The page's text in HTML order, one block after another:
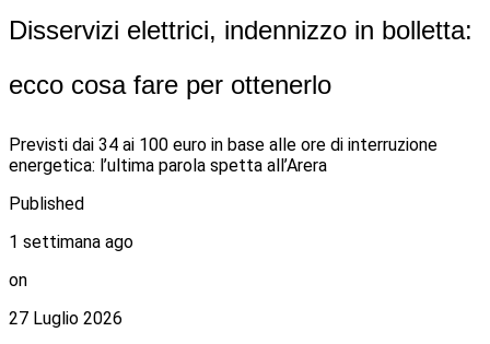
Disservizi elettrici, indennizzo in bolletta:
ecco cosa fare per ottenerlo
Previsti dai 34 ai 100 euro in base alle ore di interruzione
energetica: l’ultima parola spetta all’Arera
Published
1 settimana ago
on
27 Luglio 2026